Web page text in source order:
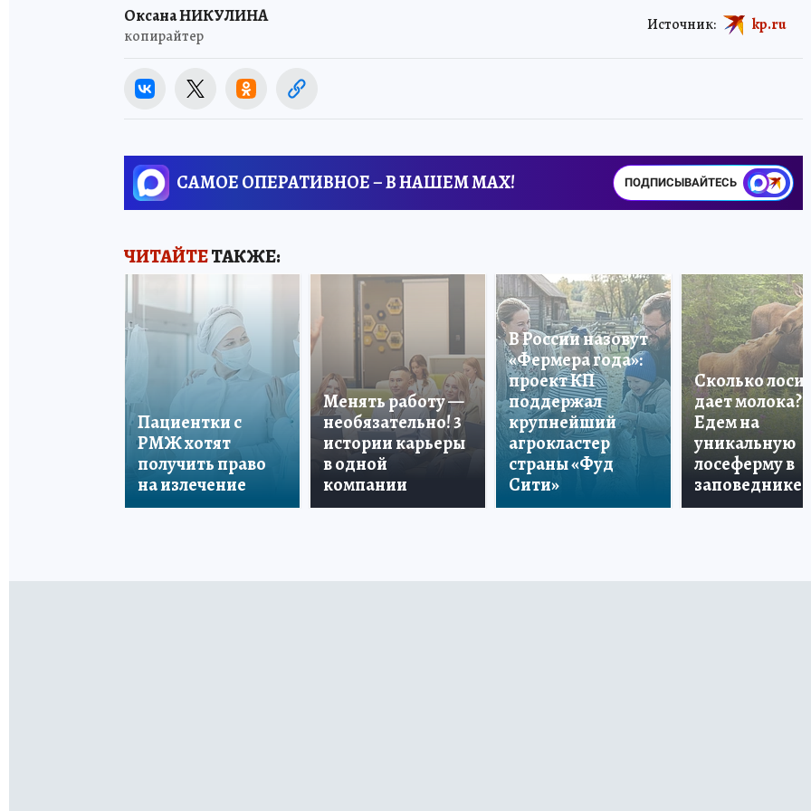
Оксана НИКУЛИНА
копирайтер
Источник: kp.ru
САМОЕ ОПЕРАТИВНОЕ – В НАШЕМ MAX! ПОДПИСЫВАЙТЕСЬ
ЧИТАЙТЕТАКЖЕ:
Пациентки с
РМЖ хотят
получить право
на излечение
Менять работу —
необязательно! 3
истории карьеры
в одной
компании
В России назовут
«Фермера года»:
проект КП
поддержал
крупнейший
агрокластер
страны «Фуд
Сити»
Сколько лосиха
дает молока?
Едем на
уникальную
лосеферму в
заповеднике!